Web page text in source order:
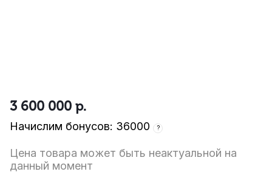
3 600 000 р.
Начислим бонусов: 36000 ?
Цена товара может быть неактуальной на
данный момент